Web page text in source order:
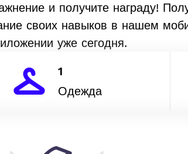
и получите награду!
своих навыков в нашем
уже сегодня.
1
Одежда